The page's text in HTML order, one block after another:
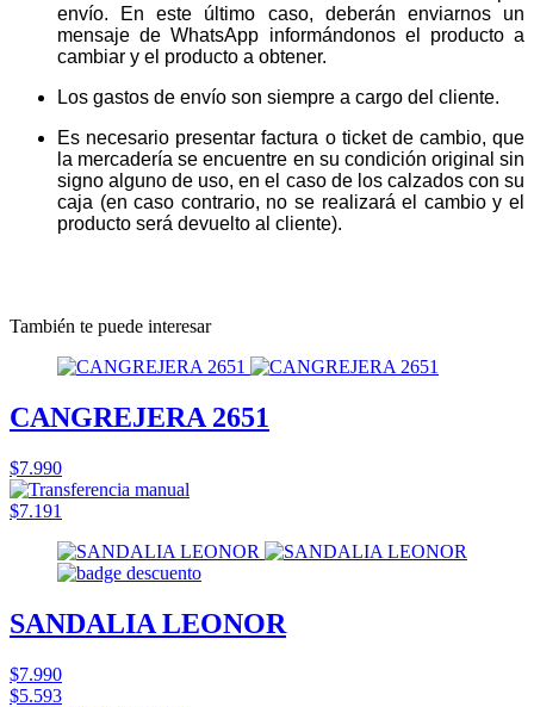
envío. En este último caso, deberán enviarnos un
mensaje de WhatsApp informándonos el producto a
cambiar y el producto a obtener.
Los gastos de envío son siempre a cargo del cliente.
Es necesario presentar factura o ticket de cambio, que
la mercadería se encuentre en su condición original sin
signo alguno de uso, en el caso de los calzados con su
caja (en caso contrario, no se realizará el cambio y el
producto será devuelto al cliente).
También te puede interesar
CANGREJERA 2651
$7.990
$7.191
SANDALIA LEONOR
$7.990
$5.593